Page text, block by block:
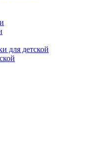
для детской